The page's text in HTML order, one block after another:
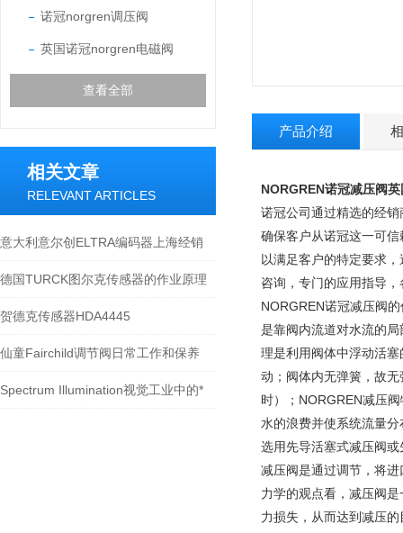
诺冠norgren调压阀
英国诺冠norgren电磁阀
查看全部
相关文章
RELEVANT ARTICLES
意大利意尔创ELTRA编码器上海经销
德国TURCK图尔克传感器的作业原理
贺德克传感器HDA4445
仙童Fairchild调节阀日常工作和保养
Spectrum Illumination视觉工业中的*
产品介绍
NORGREN诺冠减压阀英
诺冠公司通过精选的经
确保客户从诺冠这一可
以满足客户的特定要求
咨询，专门的应用指导
NORGREN诺冠减压阀
是靠阀内流道对水流的
理是利用阀体中浮动活
动；阀体内无弹簧，故
时）；NORGREN减压
水的浪费并使系统流量
选用先导活塞式减压阀
减压阀是通过调节，将
力学的观点看，减压阀
力损失，从而达到减压